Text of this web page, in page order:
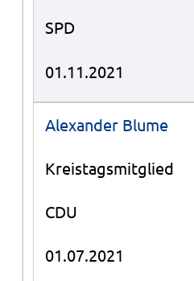
SPD
01.11.2021
Alexander Blume
Kreistagsmitglied
CDU
01.07.2021